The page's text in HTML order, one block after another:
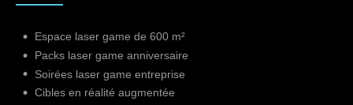
Espace laser game de 600 m²
Packs laser game anniversaire
Soirées laser game entreprise
Cibles en réalité augmentée